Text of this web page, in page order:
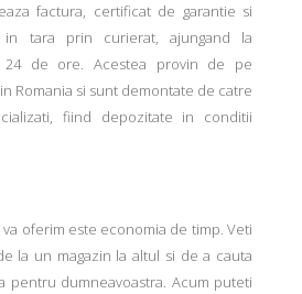
factura, certificat de garantie si
in tara prin curierat, ajungand la
24 de ore. Acestea provin de pe
Romania si sunt demontate de catre
fiind depozitate in conditii
oferim este economia de timp. Veti
la un magazin la altul si de a cauta
pentru dumneavoastra. Acum puteti